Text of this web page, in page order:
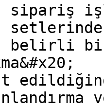
sipariş
belirli bir